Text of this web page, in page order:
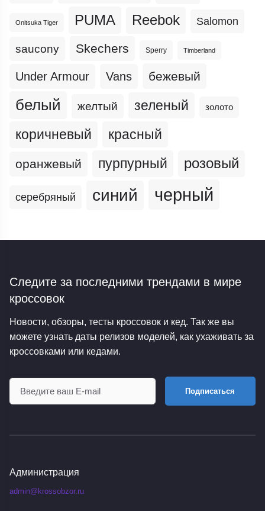
Onitsuka Tiger PUMA Reebok Salomon
saucony Skechers Sperry Timberland
Under Armour Vans бежевый
белый желтый зеленый золото
коричневый красный
оранжевый пурпурный розовый
серебряный синий черный
Следите за последними трендами в мире
кроссовок
Новости, обзоры, тесты кроссовок и кед. Так же вы
можете узнать даты релизов моделей, как ухаживать за
кроссовками или кедами.
Подписаться
Администрация
admin@krossobzor.ru